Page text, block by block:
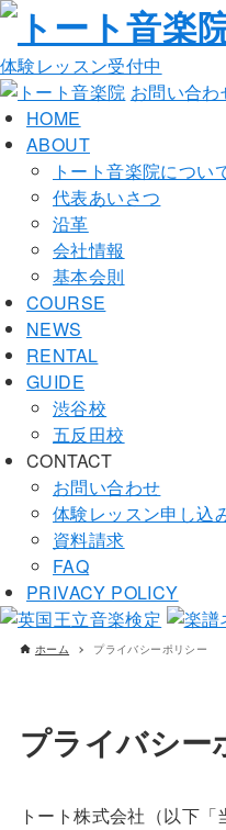
体験レッスン受付中
お問い合わ
HOME
ABOUT
トート音楽院につい
代表あいさつ
沿革
会社情報
基本会則
COURSE
NEWS
RENTAL
GUIDE
渋谷校
五反田校
CONTACT
お問い合わせ
体験レッスン申し込
資料請求
FAQ
PRIVACY POLICY
ホーム プライバシーポリシー
プライバシー
トート株式会社（以下